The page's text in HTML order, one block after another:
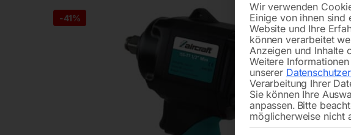
-41% 🔍
Wir verwenden
Einige von ihnen sind
Website und Ihre
können verarbeitet
Anzeigen und Inhalte
Weitere
unserer
Verarbeitung Ihrer
Sie können Ihre
anpassen. Bitte
möglicherweise nicht